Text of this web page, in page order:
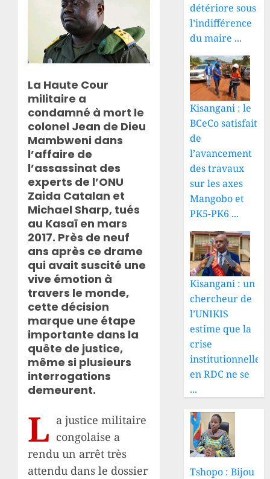
La Haute Cour
militaire a
condamné à mort le
colonel Jean de Dieu
Mambweni dans
l’affaire de
l’assassinat des
experts de l’ONU
Zaida Catalan et
Michael Sharp, tués
au Kasaï en mars
2017. Près de neuf
ans après ce drame
qui avait suscité une
vive émotion à
travers le monde,
cette décision
marque une étape
importante dans la
quête de justice,
même si plusieurs
interrogations
demeurent.
L a justice militaire
congolaise a
rendu un arrêt très
attendu dans le dossier
détériore sous
l’indifférence
du maire ...
Kisangani : le
BCeCo satisfait
de
l’avancement
des travaux
sur les axes
Mangobo et
PK5-PK6 ...
Kisangani : un
chercheur de
l’UNIKIS
estime que la
crise
institutionnelle
en RDC ne se
...
Tshopo : Bijou